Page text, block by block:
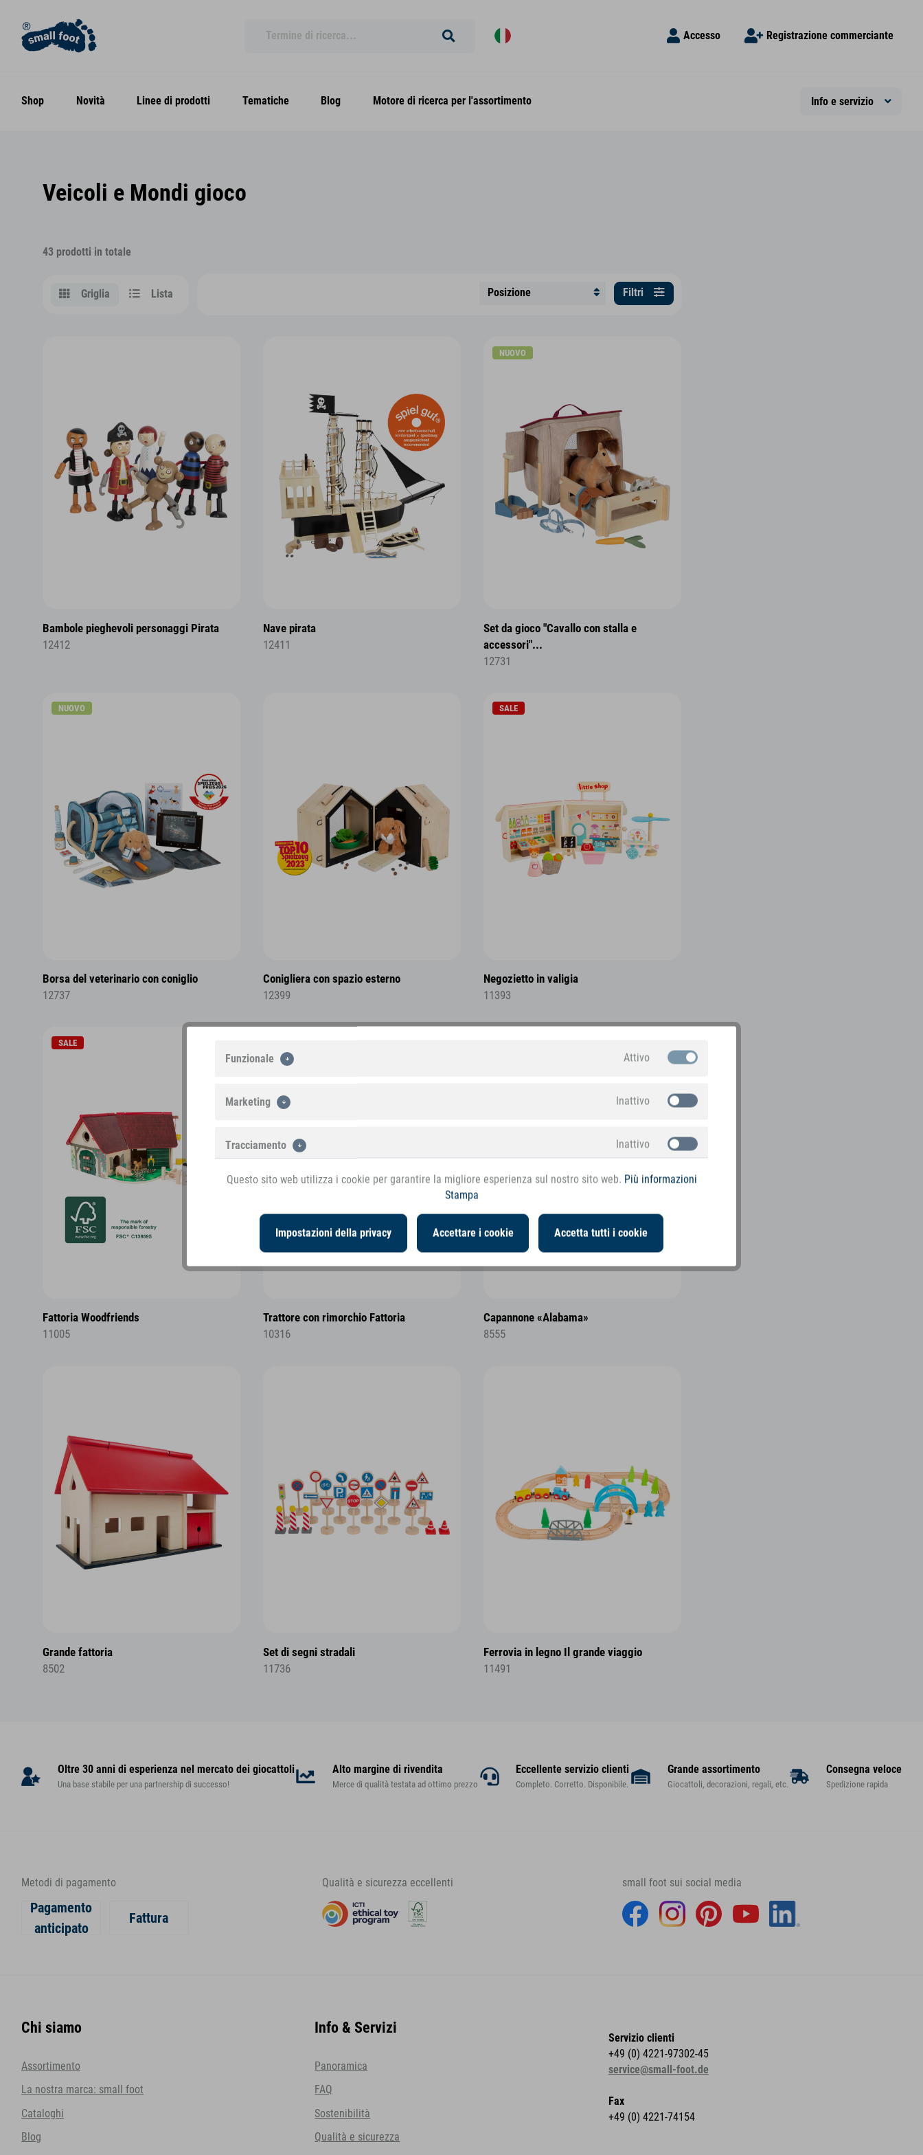
Accesso Registrazione commerciante
Shop Novità Linee di prodotti Tematiche Blog Motore di ricerca per l'assortimento Info e servizio
Veicoli e Mondi gioco
43 prodotti in totale
Griglia Lista Filtri
Bambole pieghevoli personaggi Pirata
12412
Nave pirata
12411
NUOVO
Set da gioco "Cavallo con stalla e
accessori"...
12731
NUOVO
Borsa del veterinario con coniglio
12737
Conigliera con spazio esterno
12399
SALE
Negozietto in valigia
11393
SALE
Fattoria Woodfriends
11005
Trattore con rimorchio Fattoria
10316
Capannone «Alabama»
8555
Grande fattoria
8502
Set di segni stradali
11736
Ferrovia in legno Il grande viaggio
11491
Oltre 30 anni di esperienza nel mercato dei giocattoli
Una base stabile per una partnership di successo!
Alto margine di rivendita
Merce di qualità testata ad ottimo prezzo
Eccellente servizio clienti
Completo. Corretto. Disponibile.
Grande assortimento
Giocattoli, decorazioni, regali, etc.
Consegna veloce
Spedizione rapida
Metodi di pagamento
Pagamento
anticipato
Fattura
Qualità e sicurezza eccellenti small foot sui social media
Chi siamo
Assortimento
La nostra marca: small foot
Cataloghi
Blog
Info & Servizi
Panoramica
FAQ
Sostenibilità
Qualità e sicurezza
Servizio clienti
+49 (0) 4221-97302-45
service@small-foot.de
Fax
+49 (0) 4221-74154
Funzionale Attivo
Marketing Inattivo
Tracciamento Inattivo
Questo sito web utilizza i cookie per garantire la migliore esperienza sul nostro sito web. Più informazioni
Stampa
Impostazioni della privacy Accettare i cookie Accetta tutti i cookie